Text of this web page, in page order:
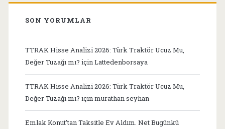
SON YORUMLAR
TTRAK Hisse Analizi 2026: Türk Traktör Ucuz Mu,
Değer Tuzağı mı? içinLattedenborsaya
TTRAK Hisse Analizi 2026: Türk Traktör Ucuz Mu,
Değer Tuzağı mı? içinmurathan seyhan
Emlak Konut’tan Taksitle Ev Aldım. Net Bugünkü